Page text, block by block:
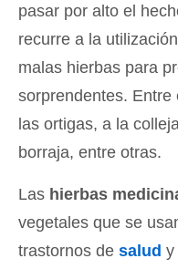
pasar por alto el
recurre a la
malas hierbas para
sorprendentes.
las ortigas, a la
borraja, entre otras.
Las hierbas
vegetales que se
trastornos de salud y